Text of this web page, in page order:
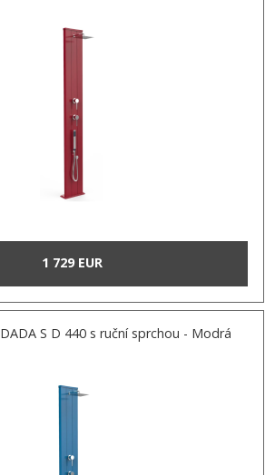
1 729 EUR
S D 440 s ruční sprchou - Modrá